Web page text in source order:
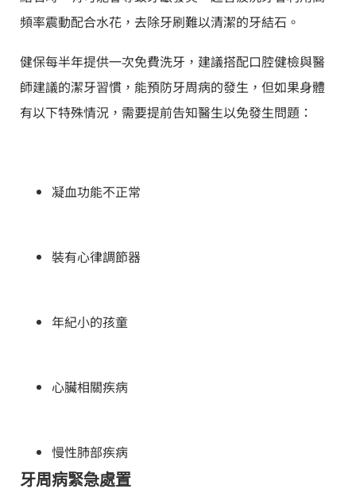
頻率震動配合水花，去除牙刷難以清潔的牙結石。
健保每半年提供一次免費洗牙，建議搭配口腔健檢與醫
師建議的潔牙習慣，能預防牙周病的發生，但如果身體
有以下特殊情況，需要提前告知醫生以免發生問題：
凝血功能不正常
裝有心律調節器
年紀小的孩童
心臟相關疾病
慢性肺部疾病
牙周病緊急處置